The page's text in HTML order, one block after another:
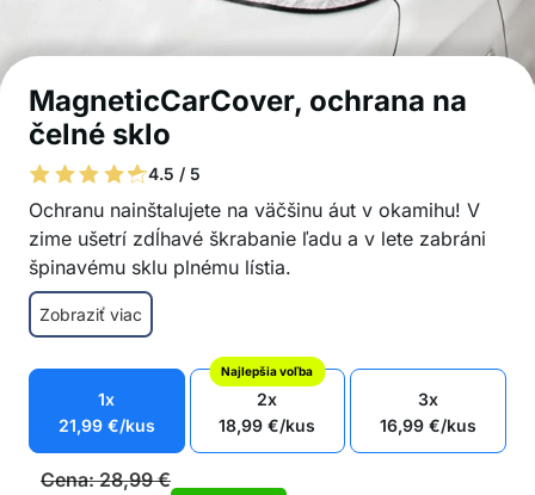
MagneticCarCover, ochrana na
čelné sklo
4.5 / 5
Ochranu nainštalujete na väčšinu áut v okamihu! V
zime ušetrí zdĺhavé škrabanie ľadu a v lete zabráni
špinavému sklu plnému lístia.
Rozlúčte sa so zamrznutým, špinavým sklom
Jednoduchá inštalácia
Vhodné pre väčšinu áut
Ochrana sa nešmýka ani nehýbe
Jednoduché čistenie
Celoročné využitie
Balenie obsahuje: 1x ochranný kryt na čelné sklo
Zobraziť viac
1x
21,99 €/kus
Najlepšia voľba
2x
18,99€/kus
3x
16,99€/kus
Cena:28,99€